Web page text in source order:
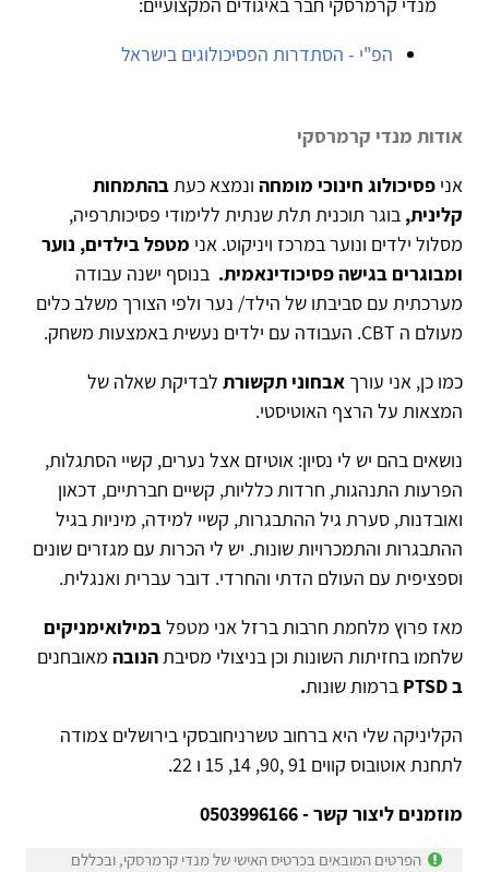
מנדי קרמרסקי חבר באיגודים המקצועיים:
הפ"י - הסתדרות הפסיכולוגים בישראל
אודות מנדי קרמרסקי
אני פסיכולוג חינוכי מומחה ונמצא כעתבהתמחות
קלינית, בוגר תוכנית תלת שנתית ללימודי פסיכותרפיה,
מסלול ילדים ונוער במרכז ויניקוט. אני מטפל בילדים, נוער
ומבוגרים בגישה פסיכודינאמית. בנוסף ישנה עבודה
מערכתית עם סביבתו של הילד/ נער ולפי הצורך משלב כלים
מעולם ה CBT. העבודה עם ילדים נעשית באמצעות משחק.
כמו כן, אני עורך אבחוני תקשורת לבדיקת שאלה של
המצאות על הרצף האוטיסטי.
נושאים בהם יש לי נסיון: אוטיזם אצל נערים, קשיי הסתגלות,
הפרעות התנהגות, חרדות כלליות, קשיים חברתיים, דכאון
ואובדנות, סערת גיל ההתבגרות, קשיי למידה, מיניות בגיל
ההתבגרות והתמכרויות שונות. יש לי הכרות עם מגזרים שונים
וספציפית עם העולם הדתי והחרדי. דובר עברית ואנגלית.
מאז פרוץ מלחמת חרבות ברזל אני מטפלבמילואימניקים
שלחמו בחזיתות השונות וכן בניצולי מסיבתהנובה מאובחנים
ב PTSD
ברמותשונות.
הקליניקה שלי היא ברחוב טשרניחובסקי בירושלים צמודה
לתחנת אוטובוס קווים 91 ,90, 14, 15 ו 22.
מוזמנים ליצור קשר - 0503996166
הפרטים המובאים בכרטיס האישי של מנדי קרמרסקי, ובכללם